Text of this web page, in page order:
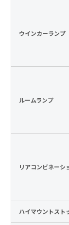
VFHY1104P、
ウインカーランプ
ルームランプ
リアコンビネーシ
ハイマウントスト